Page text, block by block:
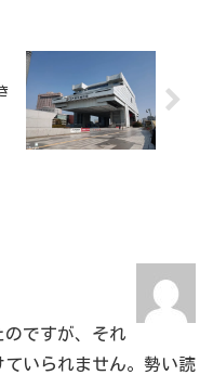
ですが、それ
いられません。勢い読